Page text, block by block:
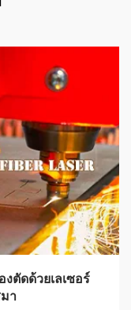
ตัดด้วยเลเซอร์
า